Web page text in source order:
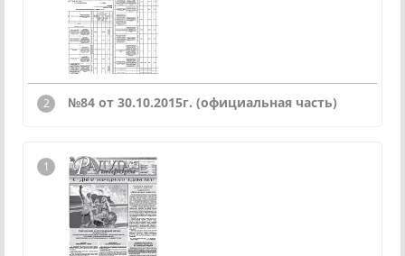
№84 от 30.10.2015г. (официальная часть)